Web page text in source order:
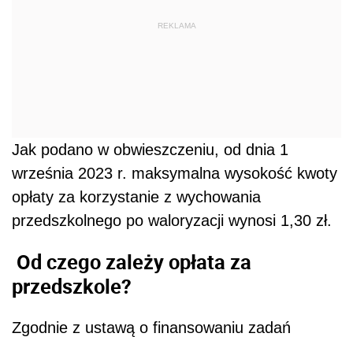
REKLAMA
Jak podano w obwieszczeniu, od dnia 1
września 2023 r. maksymalna wysokość kwoty
opłaty za korzystanie z wychowania
przedszkolnego po waloryzacji wynosi 1,30 zł.
Od czego zależy opłata za
przedszkole?
Zgodnie z ustawą o finansowaniu zadań